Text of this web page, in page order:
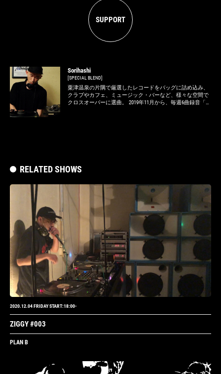
SUPPORT
Sorihashi
[SPECIAL BLEND]
粟津温泉の片隅で厳選したレコードをバッグに詰め込み、
クラブやカフェ、ミュージック・バーなど、様々な空間で
クロスオーバーに選曲。 2019年11月から、毎週6曲録音「ロ
RELATED SHOWS
2020.12.04 FRIDAY START:18:00-
ZIGGY #003
PLAN B